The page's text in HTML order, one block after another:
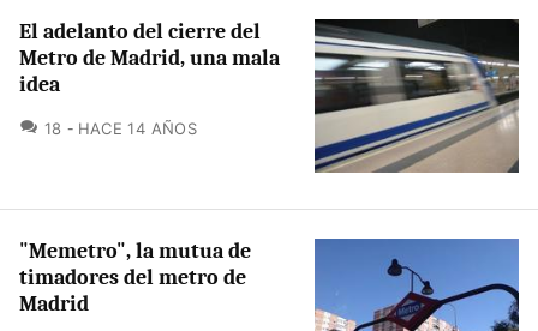
El adelanto del cierre del
Metro de Madrid, una mala
idea
18 COMENTARIOS
HACE 14 AÑOS
"Memetro", la mutua de
timadores del metro de
Madrid